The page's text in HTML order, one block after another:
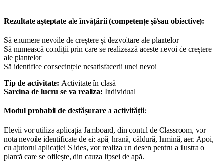
Rezultate așteptate ale învățării (competențe și/sau obiective):
Să enumere nevoile de creștere și dezvoltare ale plantelor
Să numească condiții prin care se realizează aceste nevoi de creștere
ale plantelor
Să identifice consecințele nesatisfacerii unei nevoi
Tip de activitate: Activitate în clasă
Sarcina de lucru se va realiza: Individual
Modul probabil de desfășurare a activității:
Elevii vor utiliza aplicația Jamboard, din contul de Classroom, vor
nota nevoile identificate de ei: apă, hrană, căldură, lumină, aer. Apoi,
cu ajutorul aplicației Slides, vor realiza un desen pentru a ilustra o
plantă care se ofilește, din cauza lipsei de apă.